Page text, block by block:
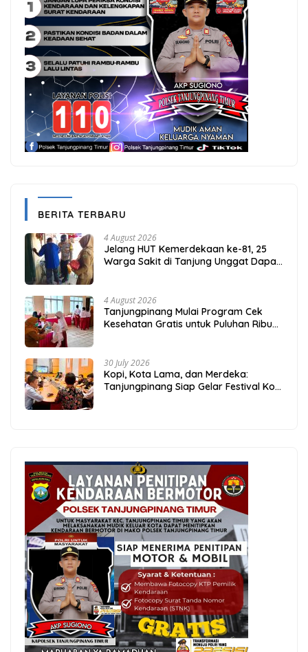
BERITA TERBARU
4 August 2026
Jelang HUT Kemerdekaan ke-81, 25
Warga Sakit di Tanjung Unggat Dapat
4 August 2026
Tanjungpinang Mulai Program Cek
Kesehatan Gratis untuk Puluhan Ribu
30 July 2026
Kopi, Kota Lama, dan Merdeka:
Tanjungpinang Siap Gelar Festival Kopi